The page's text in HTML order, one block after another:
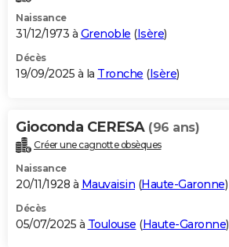
Naissance
31/12/1973 à Grenoble (Isère)
Décès
19/09/2025 à la Tronche (Isère)
Gioconda CERESA (96 ans)
Créer une cagnotte obsèques
Naissance
20/11/1928 à Mauvaisin (Haute-Garonne)
Décès
05/07/2025 à Toulouse (Haute-Garonne)